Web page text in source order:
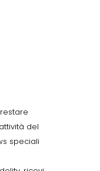
del
speciali